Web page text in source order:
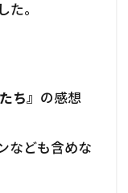
た。
ち』 の感想
なども含めな